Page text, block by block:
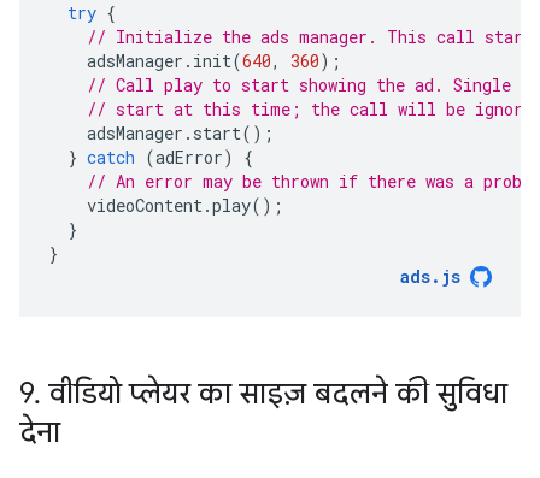
try {
// Initialize the ads manager. This call starts
adsManager . init(640, 360);
// Call play to start showing the ad. Single
// start at this time; the call will be ignored
adsManager . start();
} catch (adError)
{
// An error may be thrown if there was a
videoContent.play();
}
}
ads. js
9. वीडियो प्लेयर का साइज़ बदलने की सुविधा
देना